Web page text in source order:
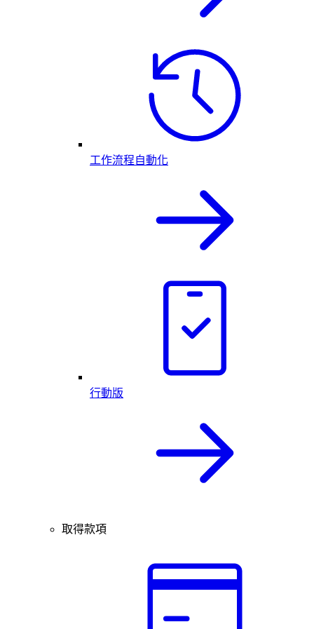
工作流程自動化
行動版
取得款項